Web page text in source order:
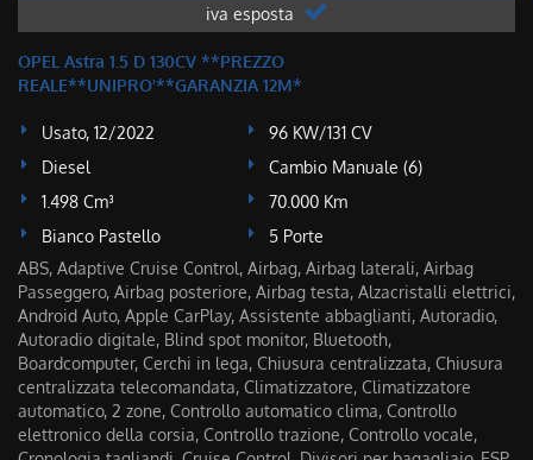
iva esposta
OPEL Astra 1.5 D 130CV **PREZZO
REALE**UNIPRO'**GARANZIA 12M*
Usato, 12/2022
96 KW/131 CV
Diesel
Cambio Manuale (6)
1.498 Cm³
70.000 Km
Bianco Pastello
5 Porte
ABS, Adaptive Cruise Control, Airbag, Airbag laterali, Airbag
Passeggero, Airbag posteriore, Airbag testa, Alzacristalli elettrici,
Android Auto, Apple CarPlay, Assistente abbaglianti, Autoradio,
Autoradio digitale, Blind spot monitor, Bluetooth,
Boardcomputer, Cerchi in lega, Chiusura centralizzata, Chiusura
centralizzata telecomandata, Climatizzatore, Climatizzatore
automatico, 2 zone, Controllo automatico clima, Controllo
elettronico della corsia, Controllo trazione, Controllo vocale,